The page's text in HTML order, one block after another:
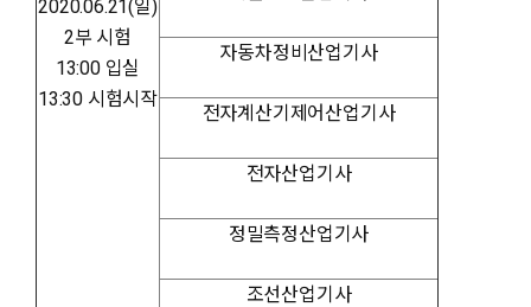
2020.06.21(일)
2부 시험
13:00 입실
13:30 시험시작
자동차정비산업기사
전자계산기제어산업기사
전자산업기사
정밀측정산업기사
조선산업기사